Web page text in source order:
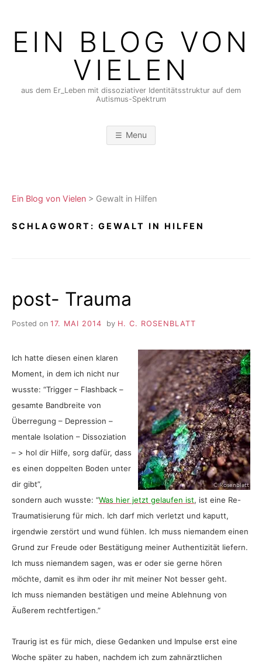
contentEIN BLOG VON
VIELEN
aus dem Er_Leben mit dissoziativer Identitätsstruktur auf dem
Autismus-Spektrum
Menu
Ein Blog von Vielen > Gewalt in Hilfen
SCHLAGWORT: GEWALT IN HILFEN
post- Trauma
Posted on 17. MAI 2014 by H. C. ROSENBLATT
Ich hatte diesen einen klaren
Moment, in dem ich nicht nur
wusste: “Trigger – Flashback –
gesamte Bandbreite von
Überregung – Depression –
mentale Isolation – Dissoziation
– > hol dir Hilfe, sorg dafür, dass
es einen doppelten Boden unter
dir gibt”,
sondern auch wusste: “Was hier jetzt gelaufen ist, ist eine Re-
Traumatisierung für mich. Ich darf mich verletzt und kaputt,
irgendwie zerstört und wund fühlen. Ich muss niemandem einen
Grund zur Freude oder Bestätigung meiner Authentizität liefern.
Ich muss niemandem sagen, was er oder sie gerne hören
möchte, damit es ihm oder ihr mit meiner Not besser geht.
Ich muss niemanden bestätigen und meine Ablehnung von
Äußerem rechtfertigen.”
Traurig ist es für mich, diese Gedanken und Impulse erst eine
Woche später zu haben, nachdem ich zum zahnärztlichen